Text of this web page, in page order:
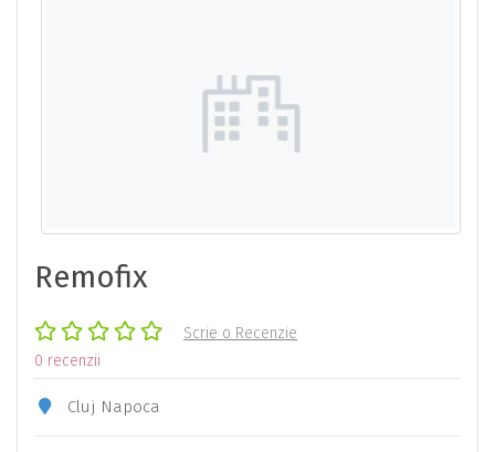
Remofix
Scrie o Recenzie
0 recenzii
Cluj Napoca